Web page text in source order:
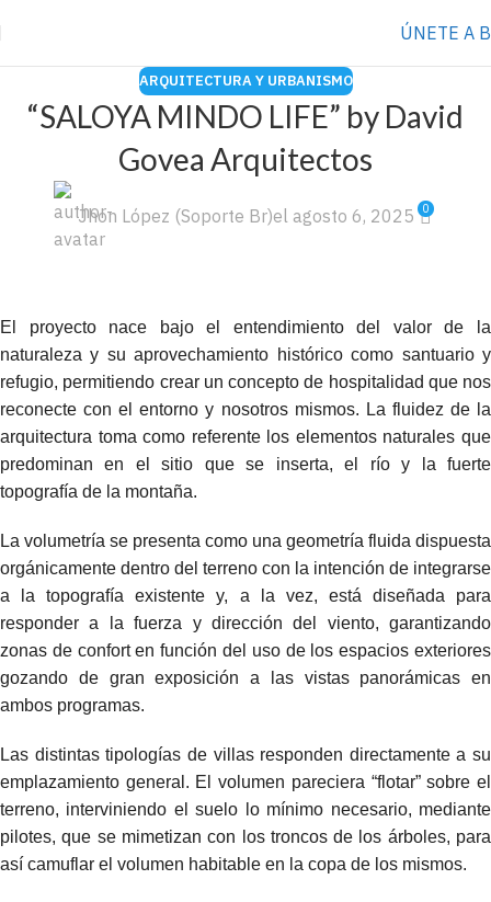
ÚNETE A
ARQUITECTURA Y URBANISMO
“SALOYA MINDO LIFE” by David
Govea Arquitectos
Jhon López (Soporte Br)el agosto 6, 2025 0
El proyecto nace bajo el entendimiento del valor de la
naturaleza y su aprovechamiento histórico como santuario y
refugio, permitiendo crear un concepto de hospitalidad que nos
reconecte con el entorno y nosotros mismos. La fluidez de la
arquitectura toma como referente los elementos naturales que
predominan en el sitio que se inserta, el río y la fuerte
topografía de la montaña.
La volumetría se presenta como una geometría fluida dispuesta
orgánicamente dentro del terreno con la intención de integrarse
a la topografía existente y, a la vez, está diseñada para
responder a la fuerza y dirección del viento, garantizando
zonas de confort en función del uso de los espacios exteriores
gozando de gran exposición a las vistas panorámicas en
ambos programas.
Las distintas tipologías de villas responden directamente a su
emplazamiento general. El volumen pareciera “flotar” sobre el
terreno, interviniendo el suelo lo mínimo necesario, mediante
pilotes, que se mimetizan con los troncos de los árboles, para
así camuflar el volumen habitable en la copa de los mismos.